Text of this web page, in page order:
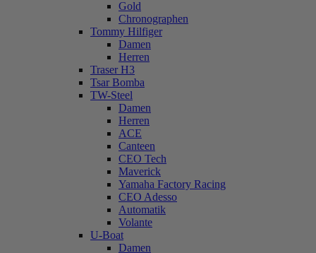
Gold
Chronographen
Tommy Hilfiger
Damen
Herren
Traser H3
Tsar Bomba
TW-Steel
Damen
Herren
ACE
Canteen
CEO Tech
Maverick
Yamaha Factory Racing
CEO Adesso
Automatik
Volante
U-Boat
Damen